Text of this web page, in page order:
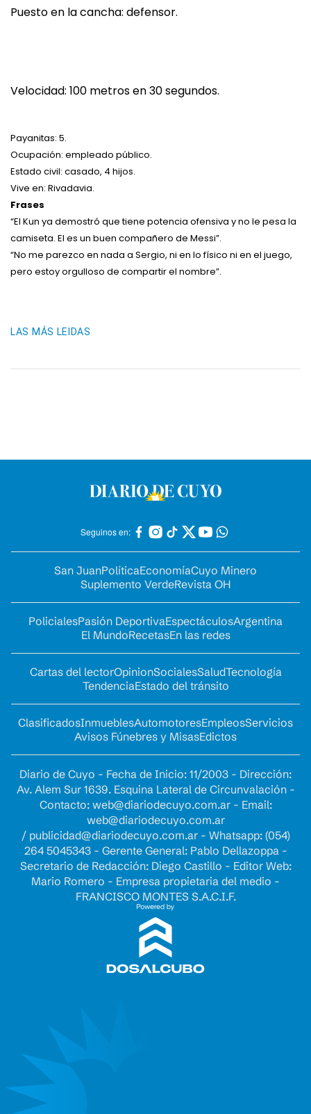
Puesto en la cancha: defensor.
Velocidad: 100 metros en 30 segundos.
Payanitas: 5.
Ocupación: empleado público.
Estado civil: casado, 4 hijos.
Vive en: Rivadavia.
Frases
“El Kun ya demostró que tiene potencia ofensiva y no le pesa la
camiseta. El es un buen compañero de Messi”.
“No me parezco en nada a Sergio, ni en lo físico ni en el juego,
pero estoy orgulloso de compartir el nombre”.
LAS MÁS LEIDAS
Seguinos en:
San JuanPolíticaEconomíaCuyo Minero
Suplemento VerdeRevista OH
PolicialesPasión DeportivaEspectáculosArgentina
El MundoRecetasEn las redes
Cartas del lectorOpinionSocialesSaludTecnología
TendenciaEstado del tránsito
ClasificadosInmueblesAutomotoresEmpleosServicios
Avisos Fúnebres y MisasEdictos
Diario de Cuyo - Fecha de Inicio: 11/2003 - Dirección:
Av. Alem Sur 1639. Esquina Lateral de Circunvalación -
Contacto: web@diariodecuyo.com.ar- Email:
web@diariodecuyo.com.ar
/ publicidad@diariodecuyo.com.ar- Whatsapp: (054)
264 5045343 - Gerente General: Pablo Dellazoppa -
Secretario de Redacción: Diego Castillo - Editor Web:
Mario Romero - Empresa propietaria del medio -
FRANCISCO MONTES S.A.C.I.F.